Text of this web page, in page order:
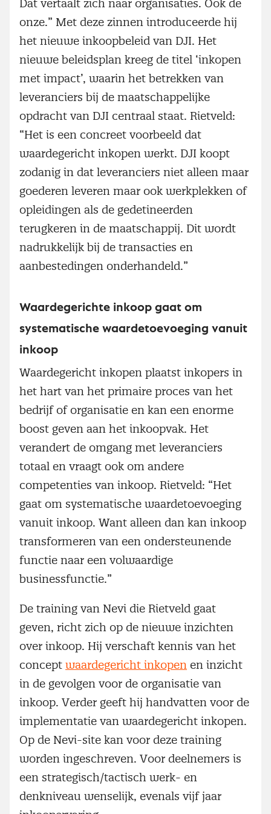
Dat vertaalt zich naar organisaties. Ook de
onze.” Met deze zinnen introduceerde hij
het nieuwe inkoopbeleid van DJI. Het
nieuwe beleidsplan kreeg de titel ‘inkopen
met impact’, waarin het betrekken van
leveranciers bij de maatschappelijke
opdracht van DJI centraal staat. Rietveld:
“Het is een concreet voorbeeld dat
waardegericht inkopen werkt. DJI koopt
zodanig in dat leveranciers niet alleen maar
goederen leveren maar ook werkplekken of
opleidingen als de gedetineerden
terugkeren in de maatschappij. Dit wordt
nadrukkelijk bij de transacties en
aanbestedingen onderhandeld.”
Waardegerichte inkoop gaat om
systematische waardetoevoeging vanuit
inkoop
Waardegericht inkopen plaatst inkopers in
het hart van het primaire proces van het
bedrijf of organisatie en kan een enorme
boost geven aan het inkoopvak. Het
verandert de omgang met leveranciers
totaal en vraagt ook om andere
competenties van inkoop. Rietveld: “Het
gaat om systematische waardetoevoeging
vanuit inkoop. Want alleen dan kan inkoop
transformeren van een ondersteunende
functie naar een volwaardige
businessfunctie.”
De training van Nevi die Rietveld gaat
geven, richt zich op de nieuwe inzichten
over inkoop. Hij verschaft kennis van het
concept waardegericht inkopen en inzicht
in de gevolgen voor de organisatie van
inkoop. Verder geeft hij handvatten voor de
implementatie van waardegericht inkopen.
Op de Nevi-site kan voor deze training
worden ingeschreven. Voor deelnemers is
een strategisch/tactisch werk- en
denkniveau wenselijk, evenals vijf jaar